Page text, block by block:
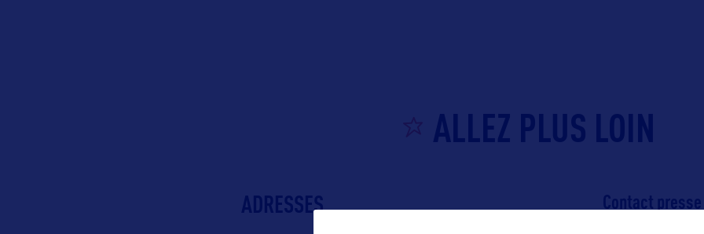
ALLEZ PLUS LOIN
ADRESSES Contact presse